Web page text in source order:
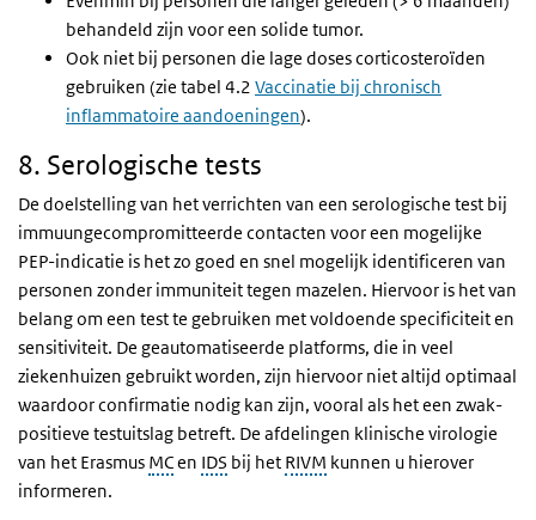
behandeld zijn voor een solide tumor.
Ook niet bij personen die lage doses corticosteroïden
gebruiken (zie tabel 4.2 Vaccinatie bij chronisch
inflammatoire aandoeningen).
8. Serologische tests
De doelstelling van het verrichten van een serologische test bij
immuungecompromitteerde contacten voor een mogelijke
PEP-indicatie is het zo goed en snel mogelijk identificeren van
personen zonder immuniteit tegen mazelen. Hiervoor is het van
belang om een test te gebruiken met voldoende specificiteit en
sensitiviteit. De geautomatiseerde platforms, die in veel
ziekenhuizen gebruikt worden, zijn hiervoor niet altijd optimaal
waardoor confirmatie nodig kan zijn, vooral als het een zwak-
positieve testuitslag betreft. De afdelingen klinische virologie
van het Erasmus MCen IDS bij het RIVM kunnen u hierover
informeren.